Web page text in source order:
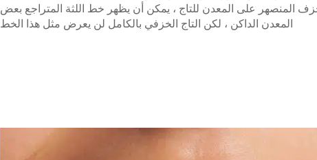
المنصهر على المعدن للتاج ، يمكن أن يظهر خط اللثة المتراجع بعض
المعدن الداكن ، لكن التاج الخزفي بالكامل لن يعرض مثل هذا الخط